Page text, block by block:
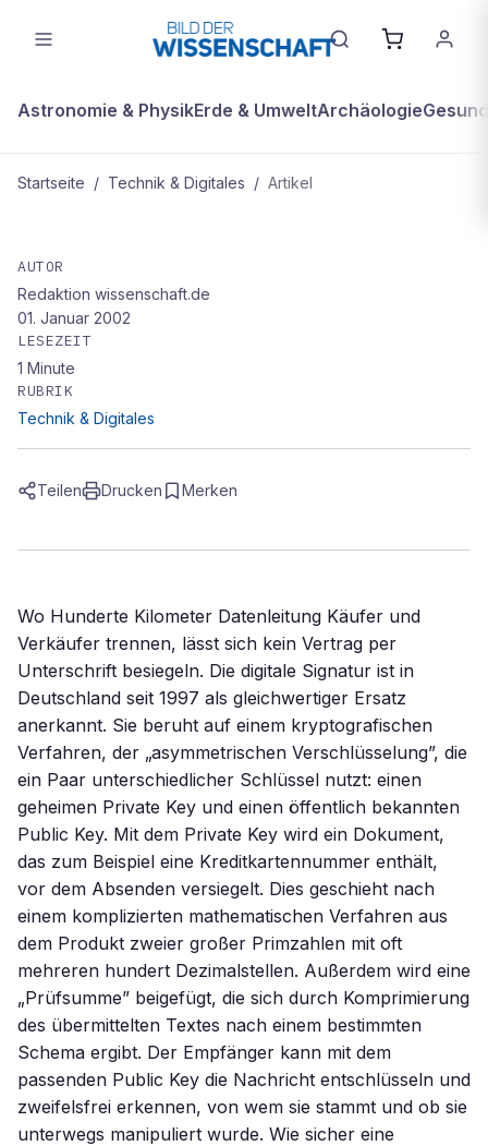
Astronomie & PhysikErde & UmweltArchäologie
Startseite / Technik & Digitales / Artikel
Digitale Signatur - Schlüssel zur
Sicherheit
AUTOR
Redaktion wissenschaft.de
01. Januar 2002
LESEZEIT
1 Minute
RUBRIK
Technik & Digitales
Teilen Drucken Merken
Wo Hunderte Kilometer Datenleitung Käufer und
Verkäufer trennen, lässt sich kein Vertrag per
Unterschrift besiegeln. Die digitale Signatur ist in
Deutschland seit 1997 als gleichwertiger Ersatz
anerkannt. Sie beruht auf einem kryptografischen
Verfahren, der „asymmetrischen Verschlüsselung”, die
ein Paar unterschiedlicher Schlüssel nutzt: einen
geheimen Private Key und einen öffentlich bekannten
Public Key. Mit dem Private Key wird ein Dokument,
das zum Beispiel eine Kreditkartennummer enthält,
vor dem Absenden versiegelt. Dies geschieht nach
einem komplizierten mathematischen Verfahren aus
dem Produkt zweier großer Primzahlen mit oft
mehreren hundert Dezimalstellen. Außerdem wird eine
„Prüfsumme” beigefügt, die sich durch Komprimierung
des übermittelten Textes nach einem bestimmten
Schema ergibt. Der Empfänger kann mit dem
passenden Public Key die Nachricht entschlüsseln und
zweifelsfrei erkennen, von wem sie stammt und ob sie
unterwegs manipuliert wurde. Wie sicher eine